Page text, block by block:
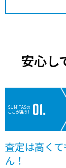
安心し
SUMiTASの
ここが違う!
査定は高く
ん！